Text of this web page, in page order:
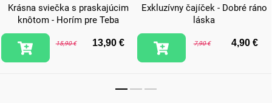
Krásna sviečka s praskajúcim
knôtom - Horím pre Teba
15,90 € 13,90 €
Exkluzívny čajíček - Dobré ráno
láska
7,90 € 4,90 €